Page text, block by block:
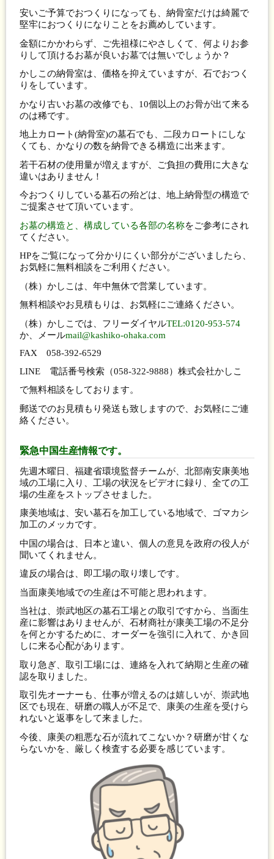
安いご予算でおつくりになっても、納骨室だけは綺麗で
堅牢におつくりになりことをお薦めしています。
金額にかかわらず、ご先祖様にやさしくて、何よりお参
りして頂けるお墓が良いお墓では無いでしょうか？
かしこの納骨室は、価格を抑えていますが、石でおつく
りをしています。
かなり古いお墓の改修でも、10個以上のお骨が出て来る
のは稀です。
地上カロート(納骨室)の墓石でも、二段カロートにしな
くても、かなりの数を納骨できる構造に出来ます。
若干石材の使用量が増えますが、ご負担の費用に大きな
違いはありません！
今おつくりしている墓石の殆どは、地上納骨型の構造で
ご提案させて頂いています。
お墓の構造と、構成している各部の名称をご参考にされ
てください。
HPをご覧になって分かりにくい部分がございましたら、
お気軽に無料相談をご利用ください。
（株）かしこは、年中無休で営業しています。
無料相談やお見積もりは、お気軽にご連絡ください。
（株）かしこでは、フリーダイヤルTEL:0120-953-574
か、メールmail@kashiko-ohaka.com
FAX 058-392-6529
LINE 電話番号検索（058-322-9888）株式会社かしこ
で無料相談をしております。
郵送でのお見積もり発送も致しますので、お気軽にご連
絡ください。
緊急中国生産情報です。
先週木曜日、福建省環境監督チームが、北部南安康美地
域の工場に入り、工場の状況をビデオに録り、全ての工
場の生産をストップさせました。
康美地域は、安い墓石を加工している地域で、ゴマカシ
加工のメッカです。
中国の場合は、日本と違い、個人の意見を政府の役人が
聞いてくれません。
違反の場合は、即工場の取り壊しです。
当面康美地域での生産は不可能と思われます。
当社は、崇武地区の墓石工場との取引ですから、当面生
産に影響はありませんが、石材商社が康美工場の不足分
を何とかするために、オーダーを強引に入れて、かき回
しに来る心配があります。
取り急ぎ、取引工場には、連絡を入れて納期と生産の確
認を取りました。
取引先オーナーも、仕事が増えるのは嬉しいが、崇武地
区でも現在、研磨の職人が不足で、康美の生産を受けら
れないと返事をして来ました。
今後、康美の粗悪な石が流れてこないか？研磨が甘くな
らないかを、厳しく検査する必要を感じています。